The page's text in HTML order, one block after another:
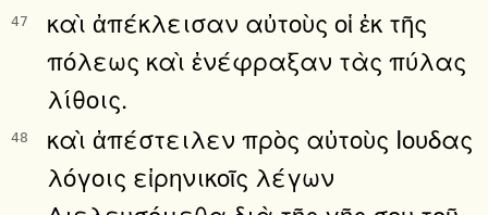
47
καὶ ἀπέκλεισαν αὐτοὺς οἱ ἐκ τῆς
πόλεως καὶ ἐνέφραξαν τὰς πύλας
λίθοις.
48
καὶ ἀπέστειλεν πρὸς αὐτοὺς Ιουδας
λόγοις εἰρηνικοῖς λέγων